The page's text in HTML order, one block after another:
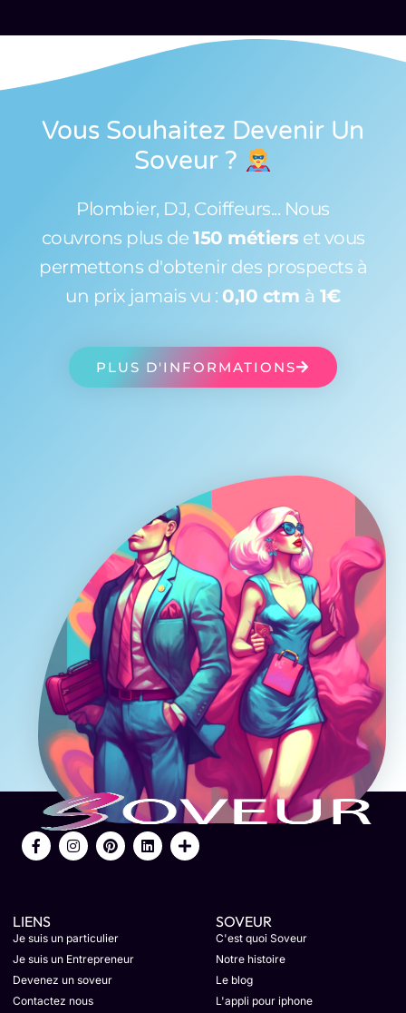
Vous Souhaitez Devenir Un
Soveur ?
Plombier, DJ, Coiffeurs... Nous
couvrons plus de 150 métiers et vous
permettons d'obtenir des prospects à
un prix jamais vu : 0,10 ctm à 1€
PLUS D'INFORMATIONS
LIENS
Je suis un particulier
Je suis un Entrepreneur
Devenez un soveur
Contactez nous
SOVEUR
C'est quoi Soveur
Notre histoire
Le blog
L'appli pour iphone